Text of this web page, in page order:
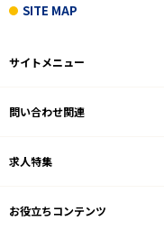
SITE MAP
サイトメニュー
問い合わせ関連
求人特集
お役立ちコンテンツ